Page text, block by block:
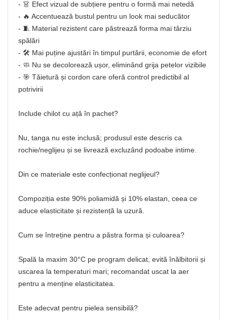
- 👗 Efect vizual de subțiere pentru o formă mai netedă
- 🔥 Accentuează bustul pentru un look mai seducător
- 🧵 Material rezistent care păstrează forma mai târziu
spălări
- 🛠️ Mai puține ajustări în timpul purtării, economie de efort
- 🧼 Nu se decolorează ușor, eliminând grija petelor vizibile
- 🎯 Tăietură și cordon care oferă control predictibil al
potrivirii
Include chilot cu ață în pachet?
Nu, tanga nu este inclusă; produsul este descris ca
rochie/neglijeu și se livrează excluzând podoabe intime.
Din ce materiale este confecționat neglijeul?
Compoziția este 90% poliamidă și 10% elastan, ceea ce
aduce elasticitate și rezistență la uzură.
Cum se întreține pentru a păstra forma și culoarea?
Spală la maxim 30°C pe program delicat, evită înălbitorii și
uscarea la temperaturi mari; recomandat uscat la aer
pentru a menține elasticitatea.
Este adecvat pentru pielea sensibilă?